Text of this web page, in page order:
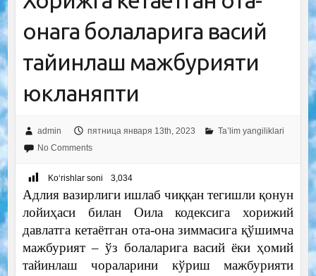
онага болаларига васий
тайинлаш мажбурияти
юкланяпти
admin пятница января 13th, 2023
Ta’lim yangiliklari
No Comments
Ko‘rishlar soni 3,034
Адлия вазирлиги ишлаб чиққан тегишли қонун
лойиҳаси билан Оила кодексига хорижий
давлатга кетаётган ота-она зиммасига қўшимча
мажбурият – ўз болаларига васий ёки ҳомий
тайинлаш чораларини кўриш мажбурияти